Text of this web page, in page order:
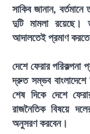
সাকিব জানান,
দুটি মামলা রয়েছে।
আদালতেই প্রমাণ
দেশে ফেরার পরিকল্পনা
দ্রুত সম্ভব
শেষ দিকে দেশে
রাজনৈতিক বিষয়ে
অনুসরণ করবেন।